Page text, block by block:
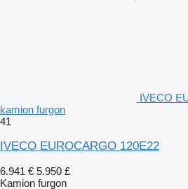
IVECO
kamion furgon
41
IVECO EUROCARGO 120E22
6.941 € 5.950 £
Kamion furgon